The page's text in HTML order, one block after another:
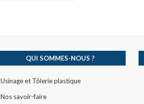
QUI SOMMES-NOUS ?
Usinage et Tôlerie plastique
Nos savoir-faire